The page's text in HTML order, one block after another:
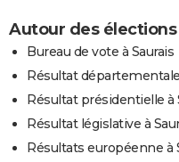
Autour des élections
Bureau de vote à Saurais
Résultat
Résultat présidentielle à
Résultat législative à
Résultats européenne à